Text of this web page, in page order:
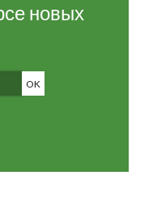
новых